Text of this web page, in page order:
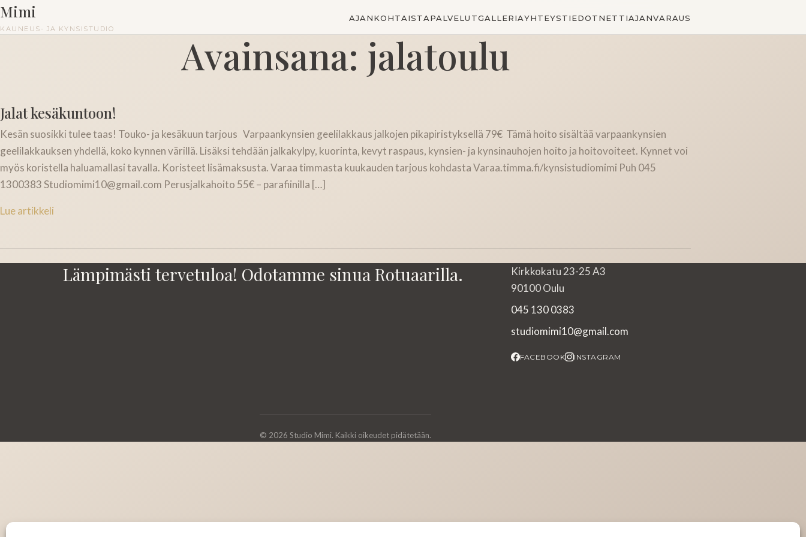
Mimi
KAUNEUS- JA KYNSISTUDIO
AJANKOHTAISTAPALVELUTGALLERIAYHTEYSTIEDOTNETTIAJANVARAUS
Avainsana: jalatoulu
Jalat kesäkuntoon!
Kesän suosikki tulee taas! Touko- ja kesäkuun tarjous Varpaankynsien geelilakkaus jalkojen pikapiristyksellä 79€ Tämä hoito sisältää varpaankynsien
geelilakkauksen yhdellä, koko kynnen värillä. Lisäksi tehdään jalkakylpy, kuorinta, kevyt raspaus, kynsien- ja kynsinauhojen hoito ja hoitovoiteet. Kynnet voi
myös koristella haluamallasi tavalla. Koristeet lisämaksusta. Varaa timmasta kuukauden tarjous kohdasta Varaa.timma.fi/kynsistudiomimi Puh 045
1300383 Studiomimi10@gmail.com Perusjalkahoito 55€ – parafiinilla […]
Lue artikkeli
Lämpimästi tervetuloa! Odotamme sinua Rotuaarilla.
Kirkkokatu 23-25 A3
90100 Oulu
045 130 0383
studiomimi10@gmail.com
FACEBOOK INSTAGRAM
© 2026 Studio Mimi. Kaikki oikeudet pidätetään.